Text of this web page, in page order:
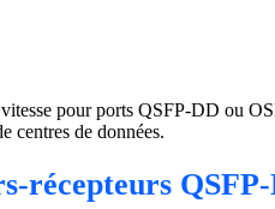
pour ports QSFP-DD ou
centres de données.
récepteurs